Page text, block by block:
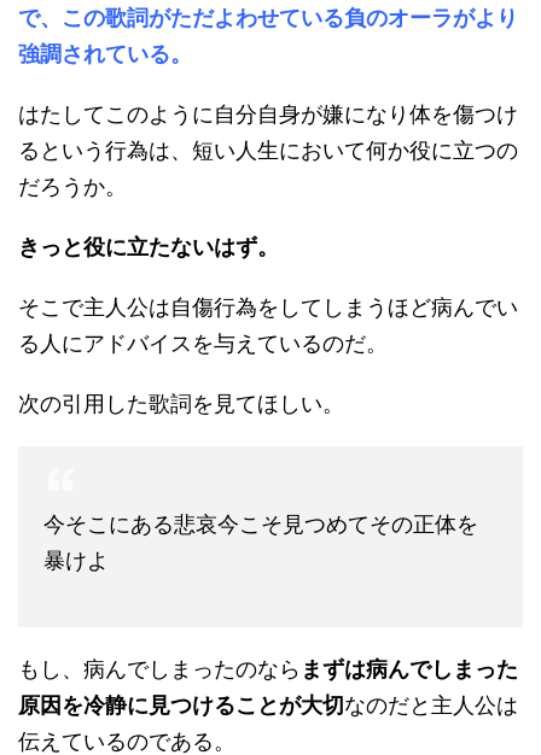
で、この歌詞がただよわせている負のオーラがより
強調されている。
はたしてこのように自分自身が嫌になり体を傷つけ
るという行為は、短い人生において何か役に立つの
だろうか。
きっと役に立たないはず。
そこで主人公は自傷行為をしてしまうほど病んでい
る人にアドバイスを与えているのだ。
次の引用した歌詞を見てほしい。
今そこにある悲哀今こそ見つめてその正体を
暴けよ
もし、病んでしまったのなら まずは病んでしまった
原因を冷静に見つけることが大切なのだと主人公は
伝えているのである。